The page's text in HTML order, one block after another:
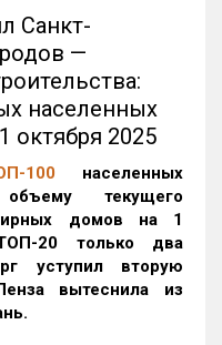
Санкт-
—
населенных
октября 2025
100 населенных
текущего
домов на 1
20 только два
уступил вторую
вытеснила из